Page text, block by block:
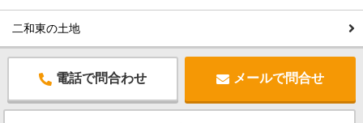
二和東の土地
電話で問合わせ メールで問合せ